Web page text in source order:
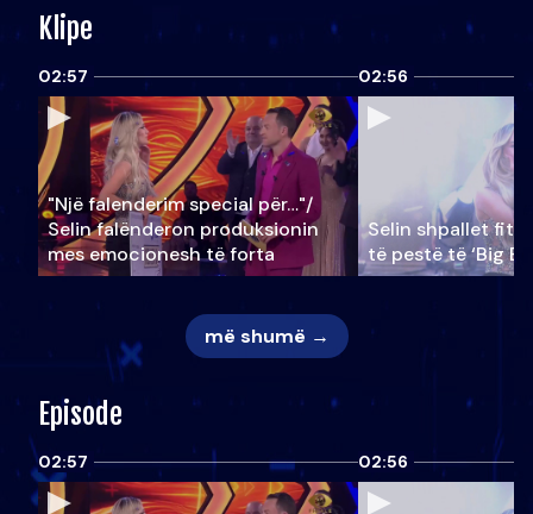
Klipe
02:57
"Një falenderim special për…"/
Selin falënderon produksionin
mes emocionesh të forta
02:56
Selin shpallet
të pestë të ‘Big
më shumë →
Episode
02:57 02:56